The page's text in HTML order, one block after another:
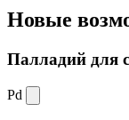
Новые
Палладий для
Pd